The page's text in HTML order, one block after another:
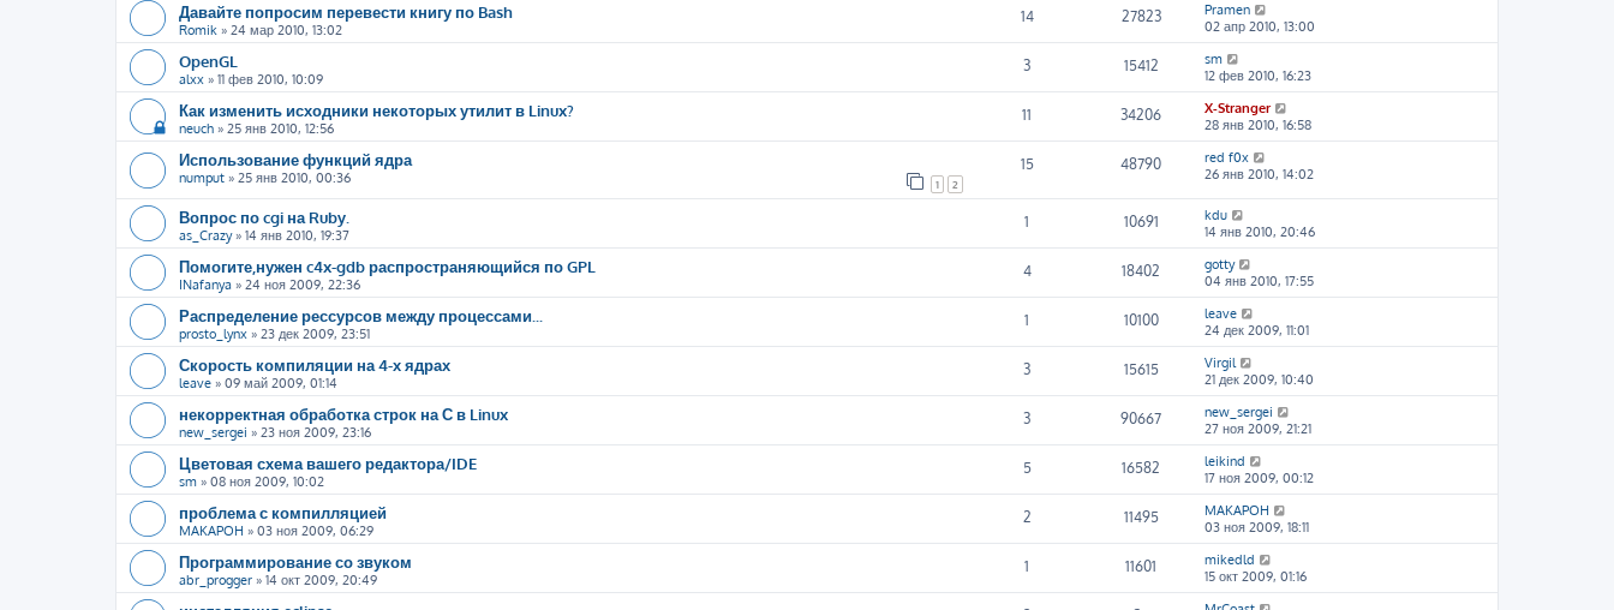
Давайте попросим перевести книгу по Bash
Romik » 24 мар 2010, 13:02
14 27823
Pramen
02 апр 2010, 13:00
OpenGL
alxx » 11 фев 2010, 10:09
3 15412
sm
12 фев 2010, 16:23
Как изменить исходники некоторых утилит в Linux?
neuch » 25 янв 2010, 12:56
11 34206
X-Stranger
28 янв 2010, 16:58
Использование функций ядра
numput » 25 янв 2010, 00:36 1 2
15 48790
red f0x
26 янв 2010, 14:02
Вопрос по cgi на Ruby.
as_Crazy» 14 янв 2010, 19:37
1 10691
kdu
14 янв 2010, 20:46
Помогите,нужен c4x-gdb распространяющийся по GPL
INafanya » 24 ноя 2009, 22:36
4 18402
gotty
04 янв 2010, 17:55
Распределение рессурсов между процессами...
prosto_lynx » 23 дек 2009, 23:51
1 10100
leave
24 дек 2009, 11:01
Скорость компиляции на 4-х ядрах
leave » 09 май 2009, 01:14
3 15615
Virgil
21 дек 2009, 10:40
некорректная обработка строк на С в Linux
new_sergei » 23 ноя 2009, 23:16
3 90667
new_sergei
27 ноя 2009, 21:21
Цветовая схема вашего редактора/IDE
sm » 08 ноя 2009, 10:02
5 16582
leikind
17 ноя 2009, 00:12
проблема с компилляцией
MAKAPOH » 03 ноя 2009, 06:29
2 11495
MAKAPOH
03 ноя 2009, 18:11
Программирование со звуком
abr_progger » 14 окт 2009, 20:49
1 11601
mikedld
15 окт 2009, 01:16